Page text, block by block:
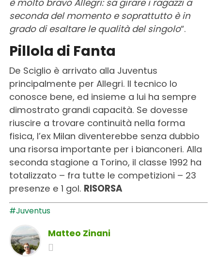
è molto bravo Allegri: sa girare i ragazzi a
seconda del momento e soprattutto è in
grado di esaltare le qualità del singolo“.
Pillola di Fanta
De Sciglio è arrivato alla Juventus
principalmente per Allegri. Il tecnico lo
conosce bene, ed insieme a lui ha sempre
dimostrato grandi capacità. Se dovesse
riuscire a trovare continuità nella forma
fisica, l’ex Milan diventerebbe senza dubbio
una risorsa importante per i bianconeri. Alla
seconda stagione a Torino, il classe 1992 ha
totalizzato – fra tutte le competizioni – 23
presenze e 1 gol. RISORSA
#Juventus
Matteo Zinani